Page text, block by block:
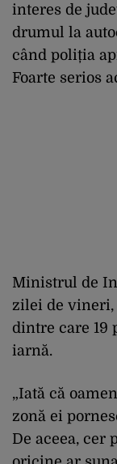
interes de
drumul la
când poliția
Foarte serios
Ministrul de
zilei de vineri,
dintre care 19
iarnă.
„Iată că
zonă ei
De aceea,